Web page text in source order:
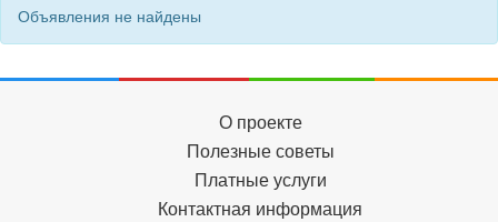
Объявления не найдены
О проекте
Полезные советы
Платные услуги
Контактная информация